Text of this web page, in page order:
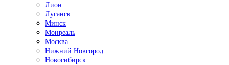
Лион
Луганск
Минск
Монреаль
Москва
Нижний Новгород
Новосибирск